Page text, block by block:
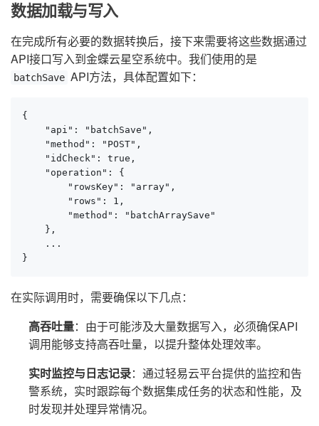
数据加载与写入
在完成所有必要的数据转换后，接下来需要将这些数据通过
API接口写入到金蝶云星空系统中。我们使用的是
batchSave API方法，具体配置如下：
{
    "api": "batchSave",
    "method": "POST",
    "idCheck": true,
    "operation": {
        "rowsKey": "array",
        "rows": 1,
        "method": "batchArraySave"
    },
    ...
}
在实际调用时，需要确保以下几点：
高吞吐量：由于可能涉及大量数据写入，必须确保API
调用能够支持高吞吐量，以提升整体处理效率。
实时监控与日志记录：通过轻易云平台提供的监控和告
警系统，实时跟踪每个数据集成任务的状态和性能，及
时发现并处理异常情况。